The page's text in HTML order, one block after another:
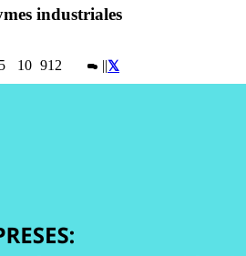
industriales
10 912 ||